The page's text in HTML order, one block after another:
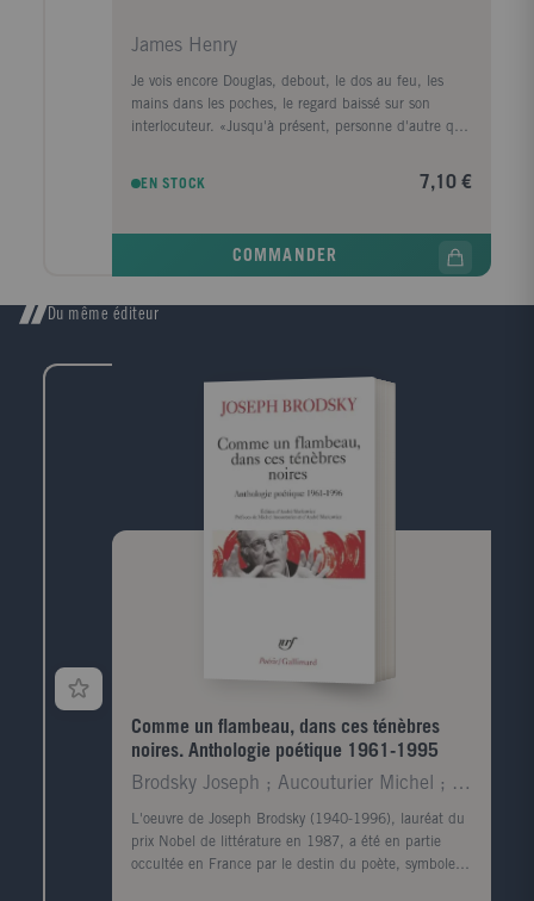
James Henry
Je vois encore Douglas, debout, le dos au feu, les
mains dans les poches, le regard baissé sur son
interlocuteur. «Jusqu'à présent, personne d'autre que
Plusieurs voix s'étant naturellement élevées pour
déclarer que cela donnait le plus grand prix à la
ménageant son triomphe: «Cela surpasse tout. Je ne
demandé: «Rien d'aussi franchement terrifiant?» Il
sur les yeux et fit une petite grimace: «Rien d'aussi
épouvantablement... épouvantable!» «Oh, quel
délice!» s'écria quelqu'un - une femme.Le Tour
d'écrou est unanimement considéré comme le chef-
d'oeuvre d'Henry James. Borges a même écrit que,
selon lui, «aucune époque ne possède des romans de
sujet aussi admirable que Le Tour d'écrou...» Une
intrigue serrée, un mode narratif subtilement ouvragé,
des personnages plus vrais que nature, une
atmosphère étouffante: le fantastique rejoint le
traduction réussie, l'univers de James devient
EN STOCK 7,10 €
COMMANDER
Du même éditeur
Comme un flambeau, dans ces ténèbres
noires. Anthologie poétique 1961-1995
Brodsky Joseph ; Aucouturier Michel ; Bordier Jean
L'oeuvre de Joseph Brodsky (1940-1996), lauréat du
prix Nobel de littérature en 1987, a été en partie
occultée en France par le destin du poète, symbole